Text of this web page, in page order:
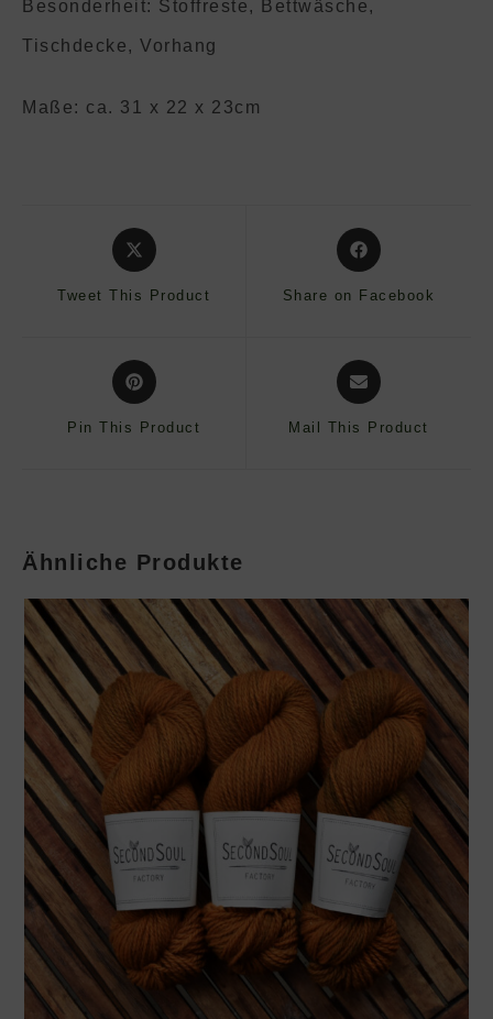
Besonderheit: Stoffreste, Bettwäsche,
Tischdecke, Vorhang
Maße: ca. 31 x 22 x 23cm
Opens
in
new
Tweet This Product
Opens
in
new
Share on Facebook
Opens
in
new
Pin This Product
Opens
in
new
Mail This Product
Ähnliche Produkte